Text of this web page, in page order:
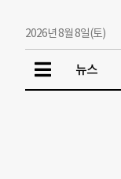
2026년 8월 8일(토)
뉴스